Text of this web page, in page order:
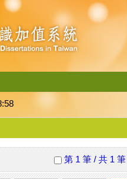
第 1 筆 / 共 1 筆